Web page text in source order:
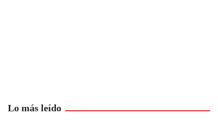
Lo más leído